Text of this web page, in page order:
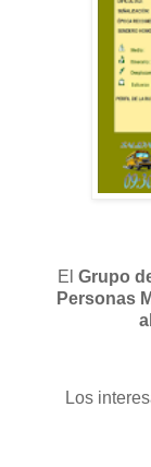
El Grupo
Personas
Los